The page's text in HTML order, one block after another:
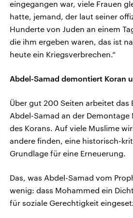
eingegangen war, viele Frauen
hatte, jemand, der laut seiner
Hunderte von Juden an einem
die ihm ergeben waren, das ist
heute ein Kriegsverbrechen.“
Abdel-Samad demontiert Koran
Über gut 200 Seiten arbeitet das
Abdel-Samad an der
des Korans. Auf viele Muslime
andere finden, eine historisch-
Grundlage für eine Erneuerung.
Das, was Abdel-Samad vom
wenig: dass Mohammed ein
für soziale Gerechtigkeit